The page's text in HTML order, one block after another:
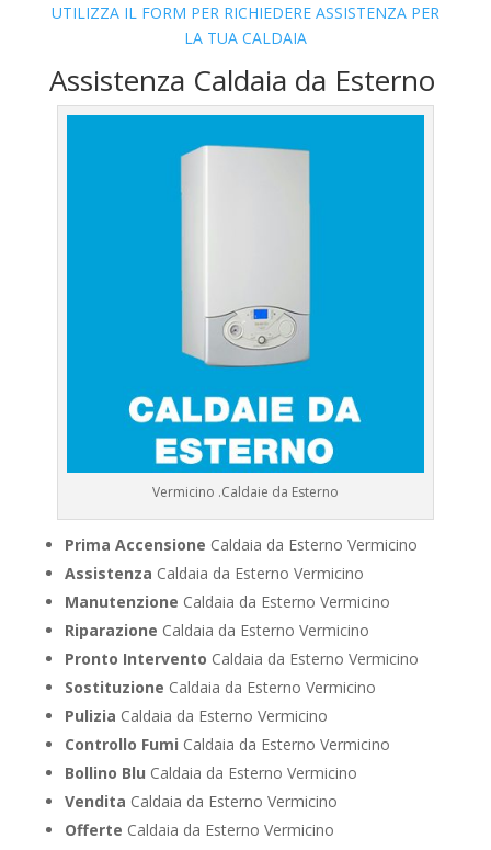
UTILIZZA IL FORM PER RICHIEDERE ASSISTENZA PER
LA TUA CALDAIA
Assistenza Caldaia da Esterno
Vermicino .Caldaie da Esterno
Prima Accensione Caldaia da Esterno Vermicino
Assistenza Caldaia da Esterno Vermicino
Manutenzione Caldaia da Esterno Vermicino
Riparazione Caldaia da Esterno Vermicino
Pronto Intervento Caldaia da Esterno Vermicino
Sostituzione Caldaia da Esterno Vermicino
Pulizia Caldaia da Esterno Vermicino
Controllo Fumi Caldaia da Esterno Vermicino
Bollino Blu Caldaia da Esterno Vermicino
Vendita Caldaia da Esterno Vermicino
Offerte Caldaia da Esterno Vermicino